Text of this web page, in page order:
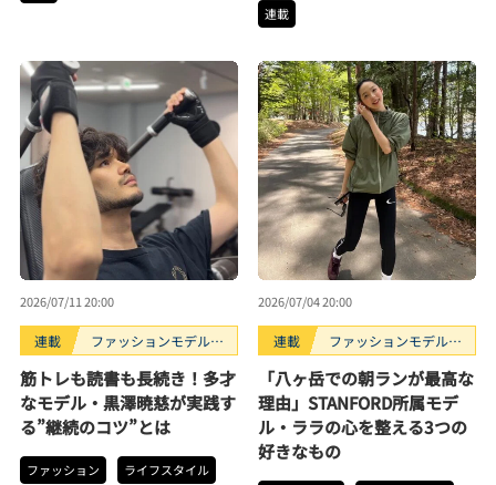
連載
2026/07/11 20:00
連載
ファッションモデルの
筋トレも読書も長続き！多才
なモデル・黒澤暁慈が実践す
る”継続のコツ”とは
ファッション ライフスタイル
2026/07/04 20:00
連載
ファッションモデルの
「八ヶ岳での朝ランが最高な
理由」STANFORD所属モデ
ル・ララの心を整える3つの
好きなもの